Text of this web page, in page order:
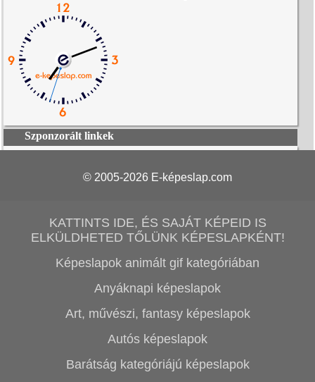
Szponzorált linkek
© 2005-2026 E-képeslap.com
KATTINTS IDE, ÉS SAJÁT KÉPEID IS
ELKÜLDHETED TŐLÜNK KÉPESLAPKÉNT!
Képeslapok animált gif kategóriában
Anyáknapi képeslapok
Art, művészi, fantasy képeslapok
Autós képeslapok
Barátság kategóriájú képeslapok